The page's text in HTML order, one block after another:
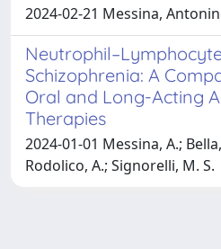
2024-02-21 Messina,
Schizophrenia: A
Oral and Long-Acting
Therapies
2024-01-01 Messina, A.;
Rodolico, A.; Signorelli, M. S.